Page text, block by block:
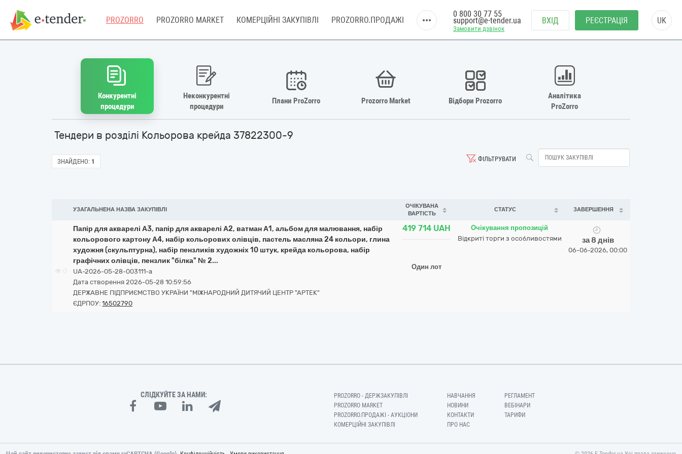
PROZORRO PROZORRO MARKET КОМЕРЦІЙНІ ЗАКУПІВЛІ PROZORRO.ПРОДАЖІ
Замовити дзвінок
0 800 30 77 55
support@e-tender.ua ВХІД РЕЄСТРАЦІЯ UK
Конкурентні
процедури
Неконкурентні
процедури
Плани ProZorro Prozorro Market Відбори Prozorro
Аналітика
ProZorro
Тендери в розділі Кольорова крейда 37822300-9
ФІЛЬТРУВАТИ
ЗНАЙДЕНО: 1
УЗАГАЛЬНЕНА НАЗВА ЗАКУПІВЛІ
ОЧІКУВАНА
ВАРТІСТЬ
СТАТУС ЗАВЕРШЕННЯ
Папір для акварелі А3, папір для акварелі А2, ватман А1, альбом для малювання, набір
кольорового картону А4, набір кольорових олівців, пастель масляна 24 кольори, глина
художня (скульптурна), набір пензликів художніх 10 штук, крейда кольорова, набір
графічних олівців, пензлик "білка" № 2...
UA-2026-05-28-003111-a
Дата створення 2026-05-28 10:59:56
ДЕРЖАВНЕ ПІДПРИЄМСТВО УКРАЇНИ "МІЖНАРОДНИЙ ДИТЯЧИЙ ЦЕНТР "АРТЕК"
ЄДРПОУ: 16502790
419 714 UAH
Один лот
Очікування пропозицій
Відкриті торги з особливостями
за 8 днів
06-06-2026, 00:00
СЛІДКУЙТЕ ЗА НАМИ:
PROZORRO - ДЕРЖЗАКУПІВЛІ
PROZORRO MARKET
PROZORRO.ПРОДАЖІ - АУКЦІОНИ
КОМЕРЦІЙНІ ЗАКУПІВЛІ
НАВЧАННЯ
НОВИНИ
КОНТАКТИ
ПРО НАС
РЕГЛАМЕНТ
ВЕБІНАРИ
ТАРИФИ